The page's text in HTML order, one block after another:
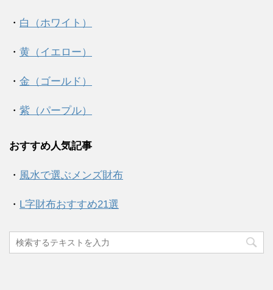
・ 白（ホワイト）
・ 黄（イエロー）
・ 金（ゴールド）
・ 紫（パープル）
おすすめ人気記事
・ 風水で選ぶメンズ財布
・ L字財布おすすめ21選